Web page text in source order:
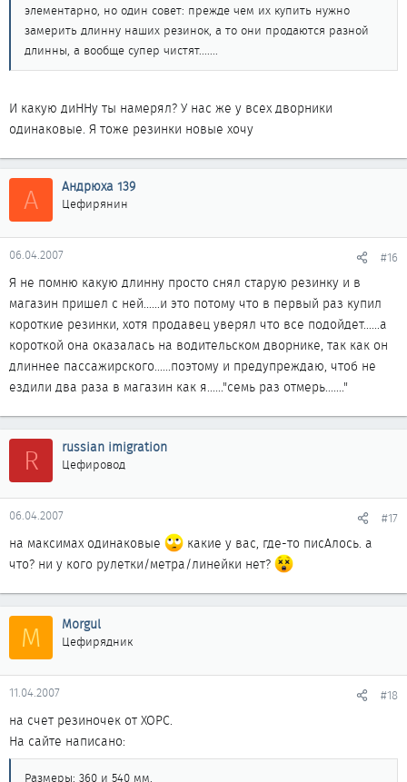
элементарно, но один совет: прежде чем их купить нужно
замерить длинну наших резинок, а то они продаются разной
длинны, а вообще супер чистят.......
И какую диННу ты намерял? У нас же у всех дворники
одинаковые. Я тоже резинки новые хочу
А Андрюха 139
Цефирянин
06.04.2007 #16
Я не помню какую длинну просто снял старую резинку и в
магазин пришел с ней......и это потому что в первый раз купил
короткие резинки, хотя продавец уверял что все подойдет......а
короткой она оказалась на водительском дворнике, так как он
длиннее пассажирского......поэтому и предупреждаю, чтоб не
ездили два раза в магазин как я......"семь раз отмерь......."
R russian imigration
Цефировод
06.04.2007 #17
на максимах одинаковые
какие у вас, где-то писАлось. а
что? ни у кого рулетки/метра/линейки нет?
M Morgul
Цефирядник
11.04.2007 #18
на счет резиночек от ХОРС.
На сайте написано:
Размеры: 360 и 540 мм.